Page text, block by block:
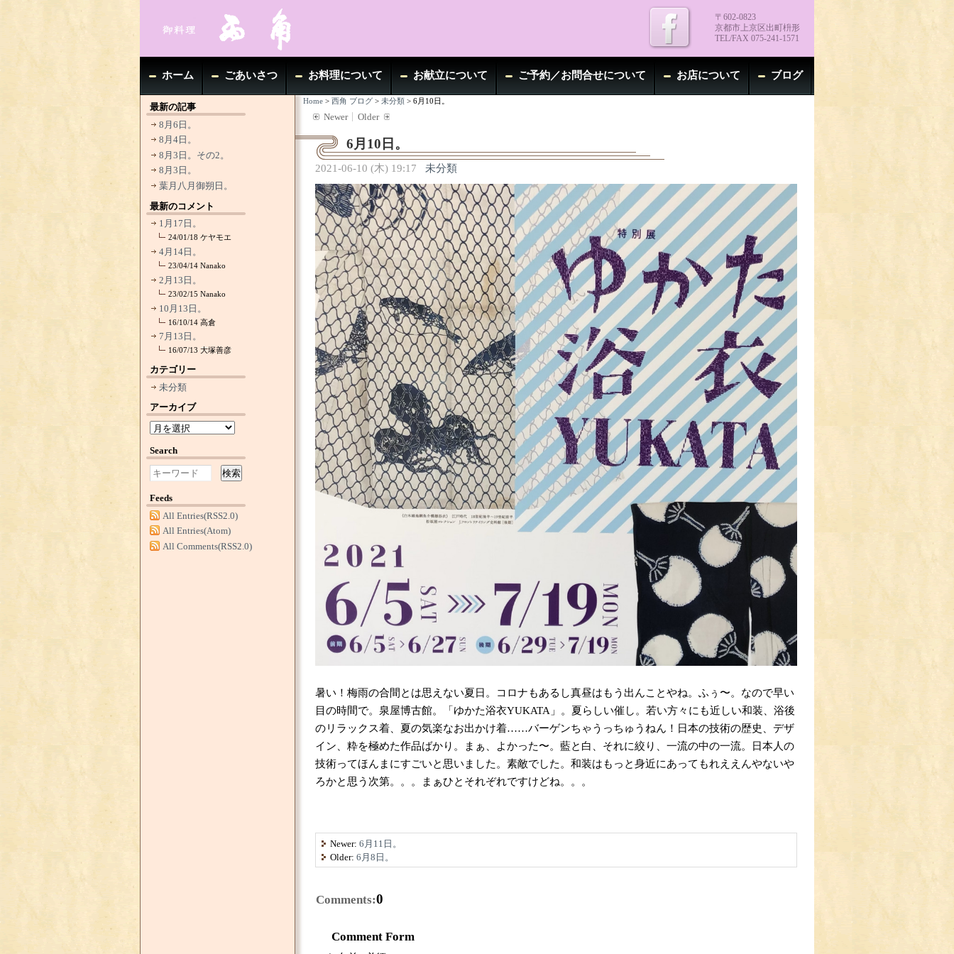
〒602-0823
京都市上京区出町枡形
TEL/FAX 075-241-1571
ホーム ごあいさつ お料理について お献立について ご予約／お問合せについて お店について ブログ
Home> 西角 ブログ> 未分類> 6月10日。
Newer Older
6月10日。
2021-06-10 (木) 19:17 未分類
暑い！梅雨の合間とは思えない夏日。コロナもあるし真昼はもう出んことやね。ふぅ〜。なので早い
目の時間で。泉屋博古館。「ゆかた浴衣YUKATA」。夏らしい催し。若い方々にも近しい和装、浴後
のリラックス着、夏の気楽なお出かけ着……バーゲンちゃうっちゅうねん！日本の技術の歴史、デザ
イン、粋を極めた作品ばかり。まぁ、よかった〜。藍と白、それに絞り、一流の中の一流。日本人の
技術ってほんまにすごいと思いました。素敵でした。和装はもっと身近にあってもれええんやないや
ろかと思う次第。。。まぁひとそれぞれですけどね。。。
Newer:6月11日。
Older:6月8日。
Comments:0
Comment Form
最新の記事
8月6日。
8月4日。
8月3日。その2。
8月3日。
葉月八月御朔日。
最新のコメント
1月17日。
24/01/18ケヤモエ
4月14日。
23/04/14Nanako
2月13日。
23/02/15Nanako
10月13日。
16/10/14高倉
7月13日。
16/07/13大塚善彦
カテゴリー
未分類
アーカイブ
Search
検索
Feeds
All Entries(RSS2.0)
All Entries(Atom)
All Comments(RSS2.0)